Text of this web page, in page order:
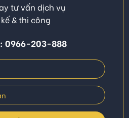
tư vấn dịch vụ
& thi công
0966-203-888